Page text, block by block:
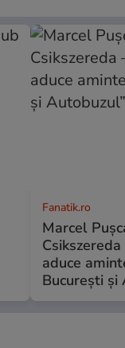
Fanatik.ro
Marcel
aduce
București și